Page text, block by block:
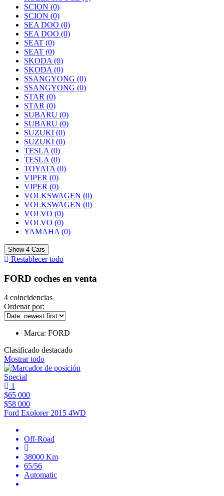
SCION (0)
SCION (0)
SEA DOO (0)
SEA DOO (0)
SEAT (0)
SEAT (0)
SKODA (0)
SKODA (0)
SSANGYONG (0)
SSANGYONG (0)
STAR (0)
STAR (0)
SUBARU (0)
SUBARU (0)
SUZUKI (0)
SUZUKI (0)
TESLA (0)
TESLA (0)
TOYATA (0)
VIPER (0)
VIPER (0)
VOLKSWAGEN (0)
VOLKSWAGEN (0)
VOLVO (0)
VOLVO (0)
YAMAHA (0)
Show 4 Cars
Restablecer todo
FORD coches en venta
4 coincidencias
Ordenar por:
Marca: FORD
Clasificado destacado
Mostrar todo
Special
1
$65 000
$58 000
Ford Explorer 2015 4WD
Off-Road
38000 Km
65/56
Automatic